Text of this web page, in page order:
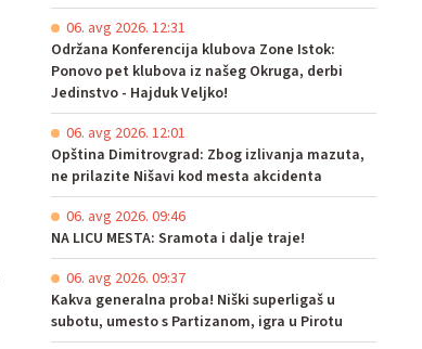
06. avg 2026. 12:31
Održana Konferencija klubova Zone Istok:
Ponovo pet klubova iz našeg Okruga, derbi
Jedinstvo - Hajduk Veljko!
06. avg 2026. 12:01
Opština Dimitrovgrad: Zbog izlivanja mazuta,
ne prilazite Nišavi kod mesta akcidenta
06. avg 2026. 09:46
NA LICU MESTA: Sramota i dalje traje!
06. avg 2026. 09:37
Kakva generalna proba! Niški superligaš u
subotu, umesto s Partizanom, igra u Pirotu